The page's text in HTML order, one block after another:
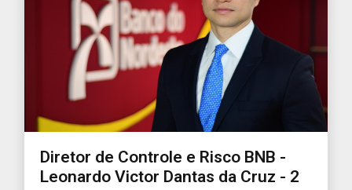
Diretor de Controle e Risco BNB -
Leonardo Victor Dantas da Cruz - 2